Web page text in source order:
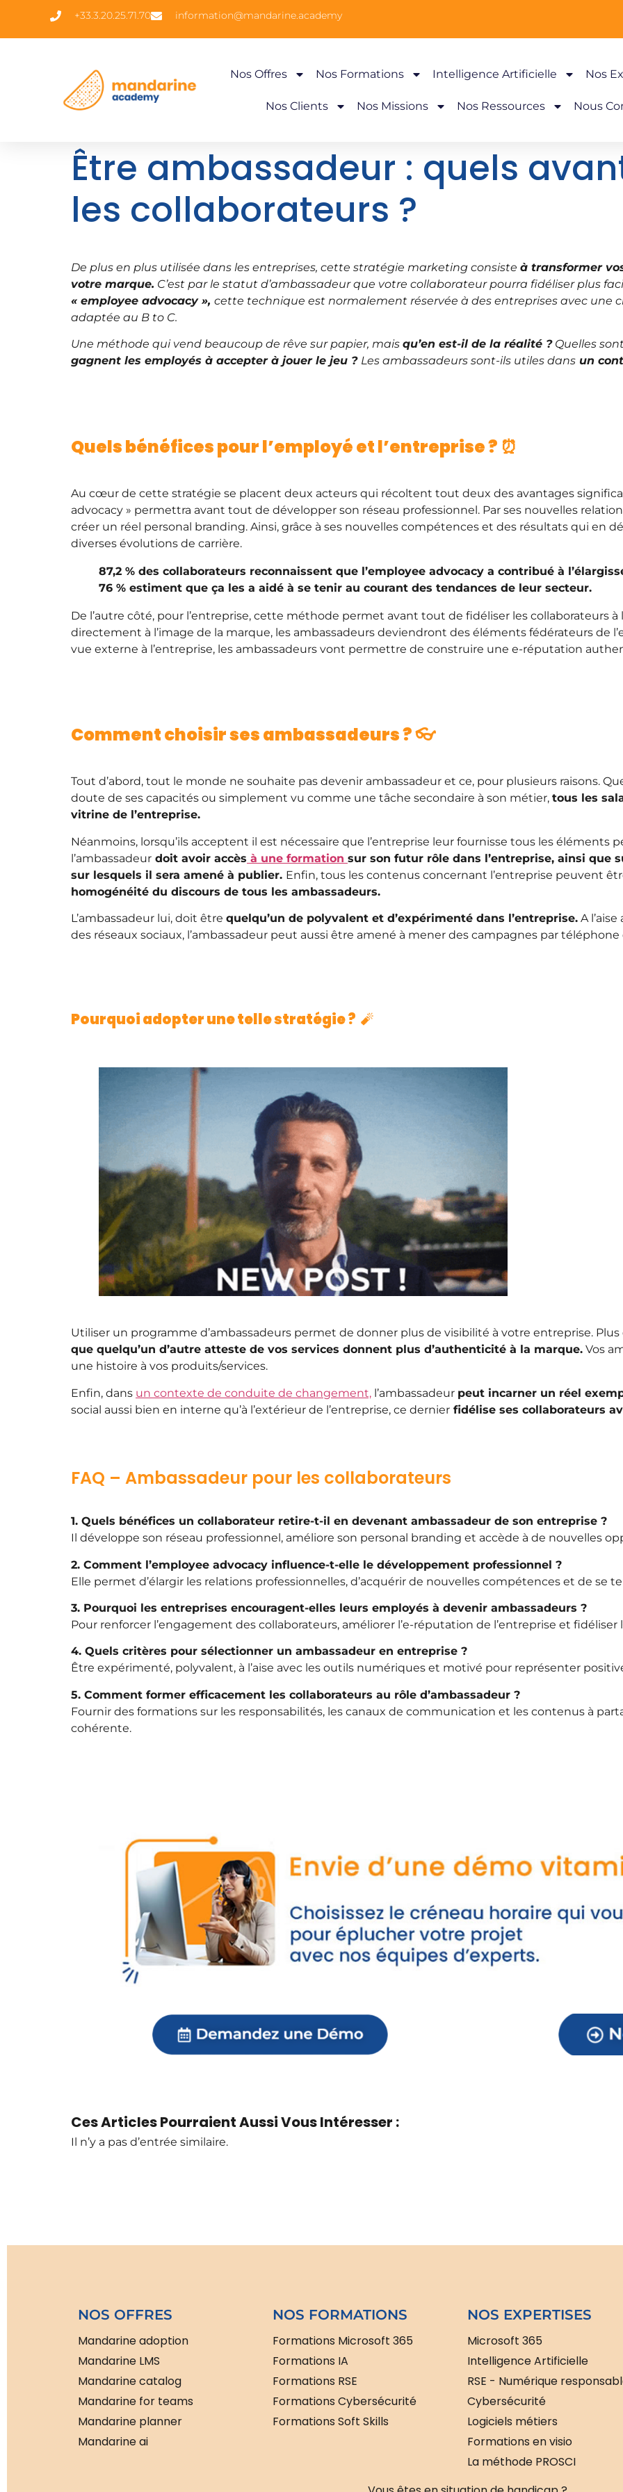
+33.3.20.25.71.70 information@mandarine.academy
Nos Offres Nos Formations Intelligence Artificielle Nos
Nos Clients Nos Missions Nos Ressources Nous
Être ambassadeur : quels
les collaborateurs ?
De plus en plus utilisée dans les entreprises, cette stratégie marketing consiste à transformer
votre marque. C’est par le statut d’ambassadeur que votre collaborateur pourra fidéliser plus
« employee advocacy », cette technique est normalement réservée à des entreprises avec une
adaptée au B to C.
Une méthode qui vend beaucoup de rêve sur papier, mais qu’en est-il de la réalité ?Quelles
gagnent les employés à accepter à jouer le jeu ? Les ambassadeurs sont-ils utiles dans un
Quels bénéfices pour l’employé et l’entreprise ? ⏰
Au cœur de cette stratégie se placent deux acteurs qui récoltent tout deux des avantages
advocacy » permettra avant tout de développer son réseau professionnel. Par ses nouvelles
créer un réel personal branding. Ainsi, grâce à ses nouvelles compétences et des résultats qui en
diverses évolutions de carrière.
87,2 % des collaborateurs reconnaissent que l’employee advocacy a contribué à
76 % estiment que ça les a aidé à se tenir au courant des tendances de leur secteur.
De l’autre côté, pour l’entreprise, cette méthode permet avant tout de fidéliser les collaborateurs
directement à l’image de la marque, les ambassadeurs deviendront des éléments fédérateurs de
vue externe à l’entreprise, les ambassadeurs vont permettre de construire une e-réputation
Comment choisir ses ambassadeurs ? 👓
Tout d’abord, tout le monde ne souhaite pas devenir ambassadeur et ce, pour plusieurs raisons.
doute de ses capacités ou simplement vu comme une tâche secondaire à son métier, tous les
vitrine de l’entreprise.
Néanmoins, lorsqu’ils acceptent il est nécessaire que l’entreprise leur fournisse tous les éléments
l’ambassadeur doit avoir accès à une formation sur son futur rôle dans l’entreprise, ainsi que
sur lesquels il sera amené à publier. Enfin, tous les contenus concernant l’entreprise peuvent
homogénéité du discours de tous les ambassadeurs.
L’ambassadeur lui, doit être quelqu’un de polyvalent et d’expérimenté dans l’entreprise. A
des réseaux sociaux, l’ambassadeur peut aussi être amené à mener des campagnes par téléphone
Pourquoi adopter une telle stratégie ? 🧨
Utiliser un programme d’ambassadeurs permet de donner plus de visibilité à votre entreprise.
que quelqu’un d’autre atteste de vos services donnent plus d’authenticité à la marque. Vos
une histoire à vos produits/services.
Enfin, dans un contexte de conduite de changement, l’ambassadeur peut incarner un réel
social aussi bien en interne qu’à l’extérieur de l’entreprise, ce dernier fidélise ses collaborateurs
FAQ – Ambassadeur pour les collaborateurs
1. Quels bénéfices un collaborateur retire-t-il en devenant ambassadeur de son entreprise ?
Il développe son réseau professionnel, améliore son personal branding et accède à de nouvelles
2. Comment l’employee advocacy influence-t-elle le développement professionnel ?
Elle permet d’élargir les relations professionnelles, d’acquérir de nouvelles compétences et de se
3. Pourquoi les entreprises encouragent-elles leurs employés à devenir ambassadeurs ?
Pour renforcer l’engagement des collaborateurs, améliorer l’e-réputation de l’entreprise et fidéliser
4. Quels critères pour sélectionner un ambassadeur en entreprise ?
Être expérimenté, polyvalent, à l’aise avec les outils numériques et motivé pour représenter
5. Comment former efficacement les collaborateurs au rôle d’ambassadeur ?
Fournir des formations sur les responsabilités, les canaux de communication et les contenus à
cohérente.
Ces Articles Pourraient Aussi Vous Intéresser :
Il n’y a pas d’entrée similaire.
NOS OFFRES
Mandarine adoption
Mandarine LMS
Mandarine catalog
Mandarine for teams
Mandarine planner
Mandarine ai
NOS FORMATIONS
Formations Microsoft 365
Formations IA
Formations RSE
Formations Cybersécurité
Formations Soft Skills
NOS EXPERTISES
Microsoft 365
Intelligence Artificielle
RSE - Numérique
Cybersécurité
Logiciels métiers
Formations en visio
La méthode PROSCI